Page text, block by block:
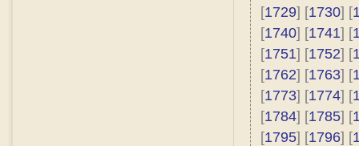
[1729] [1730] [
[1740] [1741] [
[1751] [1752] [
[1762] [1763] [
[1773] [1774] [
[1784] [1785] [
[1795] [1796] [